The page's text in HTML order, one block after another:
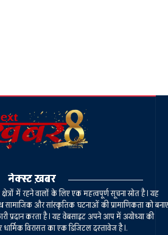
नेक्स्ट ख़बर
में रहने वालों के लिए एक महत्वपूर्ण सूचना स्रोत है। यह
सामाजिक और सांस्कृतिक घटनाओं की प्रामाणिकता को बनाए
प्रदान करता है। यह वेबसाइट अपने आप में अयोध्या की
विरासत का एक डिजिटल दस्तावेज है।.